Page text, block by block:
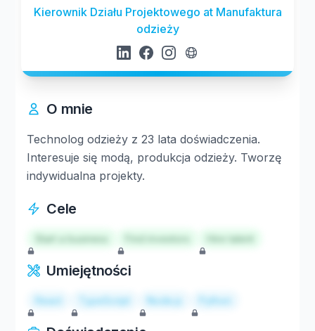
Kierownik Działu Projektowego at Manufaktura
odzieży
O mnie
Technolog odzieży z 23 lata doświadczenia.
Interesuje się modą, produkcja odzieży. Tworzę
indywidualna projekty.
Cele
Start a business Hire talent
Umiejętności
React TypeScript Node.js Python